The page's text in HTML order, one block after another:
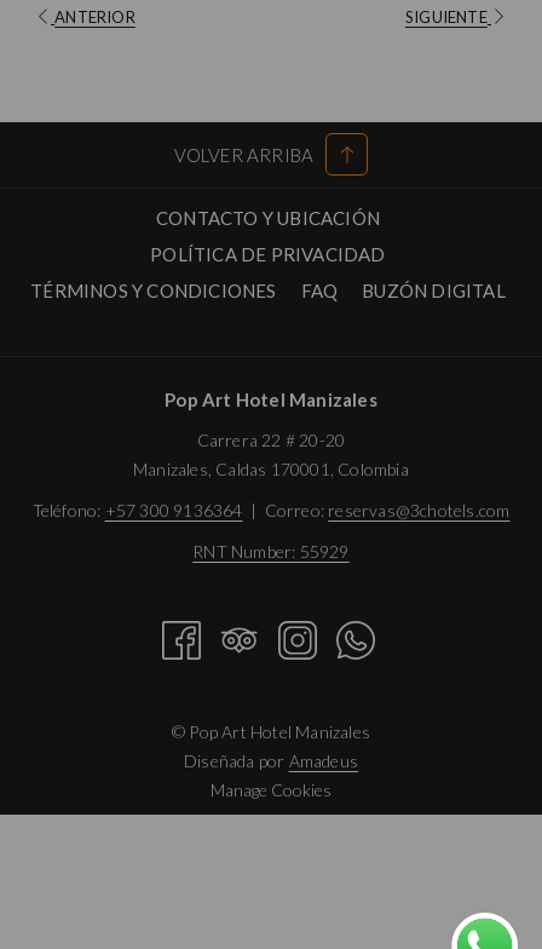
ANTERIOR SIGUIENTE
VOLVER ARRIBA
CONTACTO Y UBICACIÓN
POLÍTICA DE PRIVACIDAD
TÉRMINOS Y CONDICIONES
FAQ BUZÓN DIGITAL
Pop Art Hotel Manizales
Carrera 22 # 20-20
Manizales, Caldas 170001, Colombia
Teléfono: +57 300 9136364 | Correo: reservas@3chotels.com
RNT Number: 55929
© Pop Art Hotel Manizales
Diseñada por Amadeus
Manage Cookies